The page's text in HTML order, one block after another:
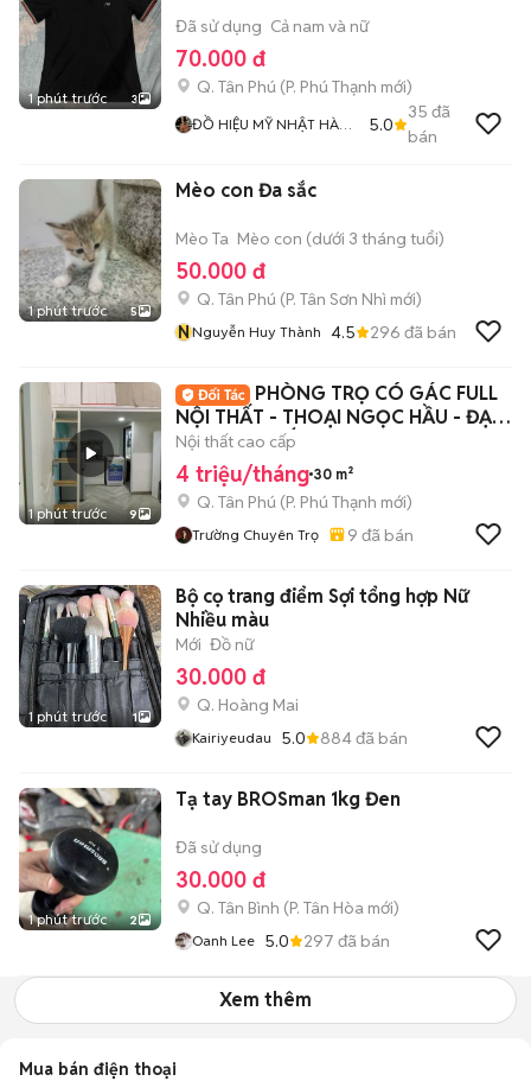
1 phút trước 3
Đã sử dụng Cả nam và nữ
70.000 đ
Q. Tân Phú (P. Phú Thạnh mới)
ĐỒ HIỆU MỸ NHẬT HÀN
5.0
35 đã
bán
1 phút trước 5
Mèo con Đa sắc
Mèo Ta Mèo con (dưới 3 tháng tuổi)
50.000 đ
Q. Tân Phú (P. Tân Sơn Nhì mới)
NNguyễn Huy Thành 4.5 296 đã bán
1 phút trước 9
PHÒNG TRỌ CÓ GÁC FULL
NỘI THẤT - THOẠI NGỌC HẦU - ĐẠI
HỌC VĂN HIẾN
Nội thất cao cấp
4 triệu/tháng 30 m²
Q. Tân Phú (P. Phú Thạnh mới)
Trường Chuyên Trọ 9 đã bán
1 phút trước 1
Bộ cọ trang điểm Sợi tổng hợp Nữ
Nhiều màu
Mới Đồ nữ
30.000 đ
Q. Hoàng Mai
Kairiyeudau 5.0 884đã bán
1 phút trước 2
Tạ tay BROSman 1kg Đen
Đã sử dụng
30.000 đ
Q. Tân Bình (P. Tân Hòa mới)
Oanh Lee 5.0 297 đã bán
Xem thêm
Mua bán điện thoại